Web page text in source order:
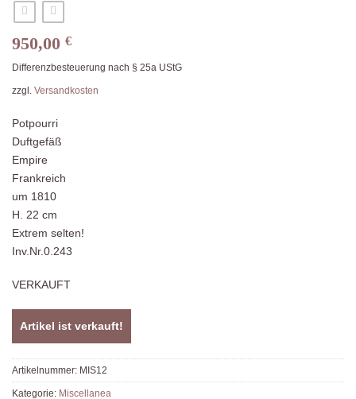
950,00 €
Differenzbesteuerung nach § 25a UStG
zzgl. Versandkosten
Potpourri
Duftgefäß
Empire
Frankreich
um 1810
H. 22 cm
Extrem selten!
Inv.Nr.0.243
VERKAUFT
Artikel ist verkauft!
Artikelnummer: MIS12
Kategorie: Miscellanea